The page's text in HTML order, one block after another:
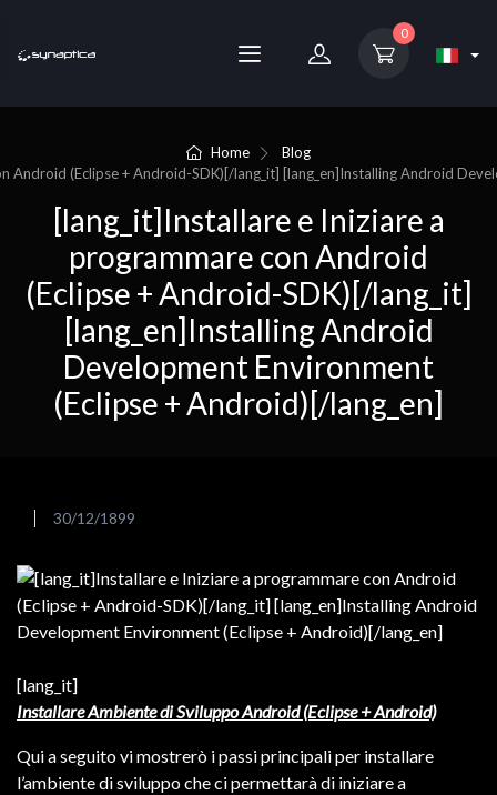
0
Home
Blog
Android (Eclipse + Android-SDK)[/lang_it] [lang_en]Installing Android
[lang_it]Installare e Iniziare a
programmare con Android
(Eclipse + Android-SDK)[/lang_it]
[lang_en]Installing Android
Development Environment
(Eclipse + Android)[/lang_en]
30/12/1899
[lang_it]
Installare Ambiente di Sviluppo Android (Eclipse + Android)
Qui a seguito vi mostrerò i passi principali per installare
l’ambiente di sviluppo che ci permettarà di iniziare a